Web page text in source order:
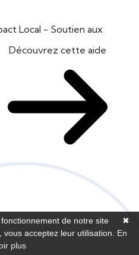
Local - Soutien aux
Découvrez cette aide
✖
de notre site
acceptez leur utilisation. En
plus